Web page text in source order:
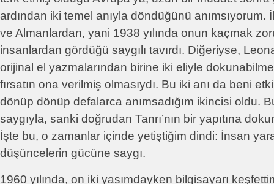
ardından iki temel anıyla döndüğünü anımsıyorum.
ve Almanlardan, yani 1938 yılında onun kaçmak
insanlardan gördüğü saygılı tavırdı. Diğeriyse,
orijinal el yazmalarından birine iki eliyle
fırsatın ona verilmiş olmasıydı. Bu iki anı da beni
dönüp dönüp defalarca anımsadığım ikincisi oldu.
saygıyla, sanki doğrudan Tanrı’nın bir yapıtına
İşte bu, o zamanlar içinde yetiştiğim dindi: İnsan
düşüncelerin gücüne saygı.
1960 yılında, on iki yaşımdayken bilgisayarı